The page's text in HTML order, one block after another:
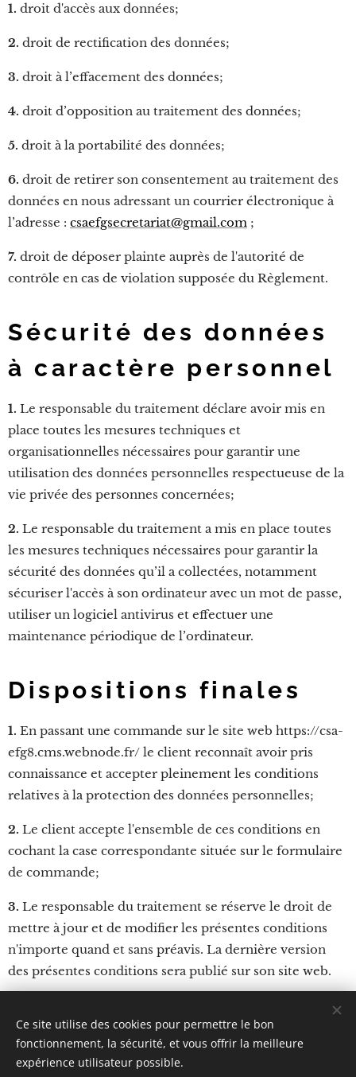
1. droit d'accès aux données;
2. droit de rectification des données;
3. droit à l’effacement des données;
4. droit d’opposition au traitement des données;
5. droit à la portabilité des données;
6. droit de retirer son consentement au traitement des
données en nous adressant un courrier électronique à
l’adresse : csaefgsecretariat@gmail.com ;
7. droit de déposer plainte auprès de l'autorité de
contrôle en cas de violation supposée du Règlement.
Sécurité des données
à caractère personnel
1. Le responsable du traitement déclare avoir mis en
place toutes les mesures techniques et
organisationnelles nécessaires pour garantir une
utilisation des données personnelles respectueuse de la
vie privée des personnes concernées;
2. Le responsable du traitement a mis en place toutes
les mesures techniques nécessaires pour garantir la
sécurité des données qu’il a collectées, notamment
sécuriser l'accès à son ordinateur avec un mot de passe,
utiliser un logiciel antivirus et effectuer une
maintenance périodique de l’ordinateur.
Dispositions finales
1. En passant une commande sur le site web https://csa-
efg8.cms.webnode.fr/ le client reconnaît avoir pris
connaissance et accepter pleinement les conditions
relatives à la protection des données personnelles;
2. Le client accepte l'ensemble de ces conditions en
cochant la case correspondante située sur le formulaire
de commande;
3. Le responsable du traitement se réserve le droit de
mettre à jour et de modifier les présentes conditions
n'importe quand et sans préavis. La dernière version
des présentes conditions sera publié sur son site web.
19.09.2024
Ce site utilise des cookies pour permettre le bon
fonctionnement, la sécurité, et vous offrir la meilleure
expérience utilisateur possible.